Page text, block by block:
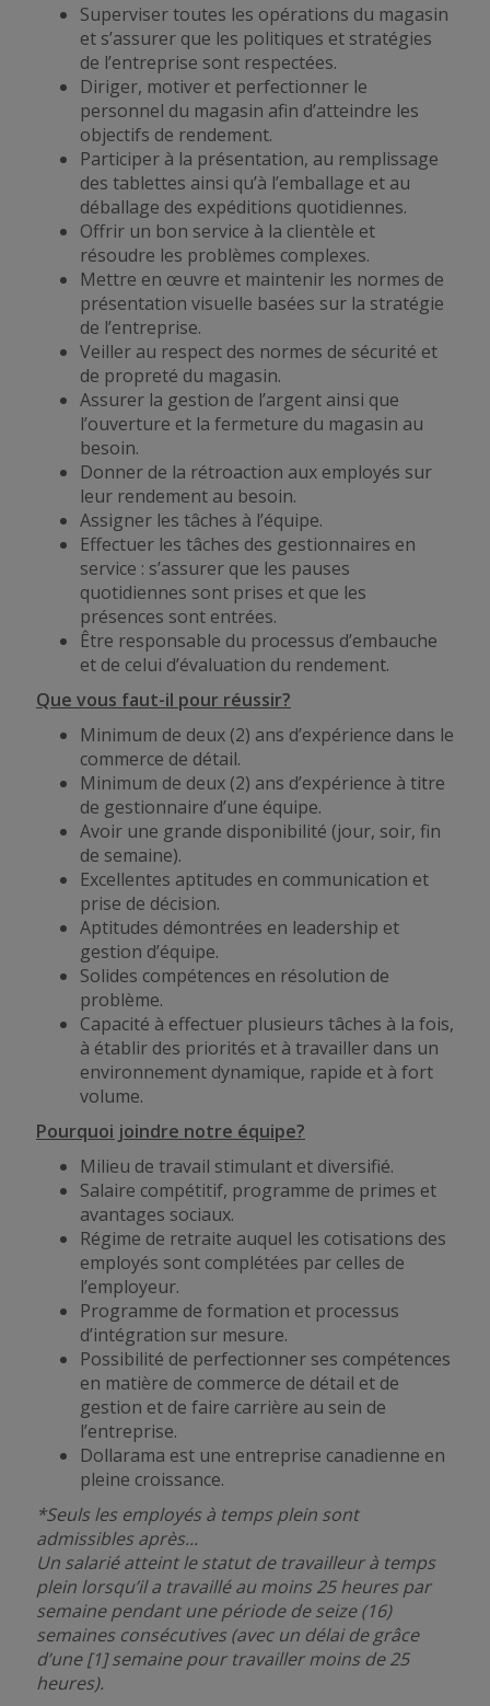
Superviser toutes les opérations du magasin
et s’assurer que les politiques et stratégies
de l’entreprise sont respectées.
Diriger, motiver et perfectionner le
personnel du magasin afin d’atteindre les
objectifs de rendement.
Participer à la présentation, au remplissage
des tablettes ainsi qu’à l’emballage et au
déballage des expéditions quotidiennes.
Offrir un bon service à la clientèle et
résoudre les problèmes complexes.
Mettre en œuvre et maintenir les normes de
présentation visuelle basées sur la stratégie
de l’entreprise.
Veiller au respect des normes de sécurité et
de propreté du magasin.
Assurer la gestion de l’argent ainsi que
l’ouverture et la fermeture du magasin au
besoin.
Donner de la rétroaction aux employés sur
leur rendement au besoin.
Assigner les tâches à l’équipe.
Effectuer les tâches des gestionnaires en
service : s’assurer que les pauses
quotidiennes sont prises et que les
présences sont entrées.
Être responsable du processus d’embauche
et de celui d’évaluation du rendement.
Que vous faut-il pour réussir?
Minimum de deux (2) ans d’expérience dans le
commerce de détail.
Minimum de deux (2) ans d’expérience à titre
de gestionnaire d’une équipe.
Avoir une grande disponibilité (jour, soir, fin
de semaine).
Excellentes aptitudes en communication et
prise de décision.
Aptitudes démontrées en leadership et
gestion d’équipe.
Solides compétences en résolution de
problème.
Capacité à effectuer plusieurs tâches à la fois,
à établir des priorités et à travailler dans un
environnement dynamique, rapide et à fort
volume.
Pourquoi joindre notre équipe?
Milieu de travail stimulant et diversifié.
Salaire compétitif, programme de primes et
avantages sociaux.
Régime de retraite auquel les cotisations des
employés sont complétées par celles de
l’employeur.
Programme de formation et processus
d’intégration sur mesure.
Possibilité de perfectionner ses compétences
en matière de commerce de détail et de
gestion et de faire carrière au sein de
l’entreprise.
Dollarama est une entreprise canadienne en
pleine croissance.
*Seuls les employés à temps plein sont
admissibles après...
Un salarié atteint le statut de travailleur à temps
plein lorsqu’il a travaillé au moins 25 heures par
semaine pendant une période de seize (16)
semaines consécutives (avec un délai de grâce
d’une [1] semaine pour travailler moins de 25
heures).